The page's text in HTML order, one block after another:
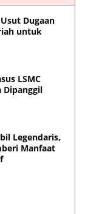
Dugaan
untuk
LSMC
Dipanggil
Legendaris,
Manfaat